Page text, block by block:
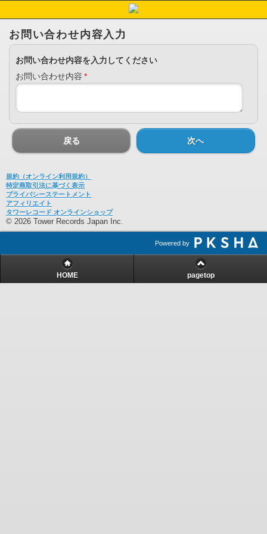
お問い合わせ内容入力
お問い合わせ内容を入力してください
お問い合わせ内容 *
戻る 次へ
規約（オンライン利用規約）
特定商取引法に基づく表示
プライバシーステートメント
アフィリエイト
タワーレコード オンラインショップ
© 2026 Tower Records Japan Inc.
Powered by
HOME pagetop